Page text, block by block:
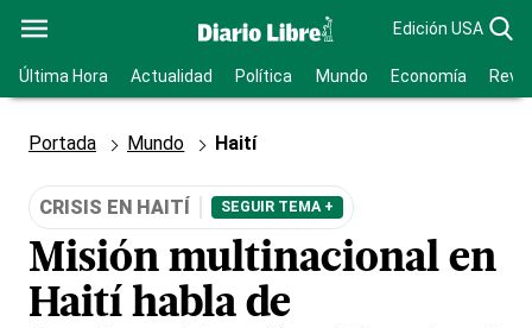
Edición USA
Última Hora Actualidad Política Mundo Economía
Portada Mundo Haití
CRISIS EN HAITÍ SEGUIR TEMA +
Misión multinacional en
Haití habla de